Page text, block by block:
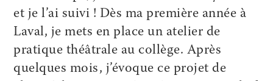
et je l’ai suivi ! Dès ma première année à
Laval, je mets en place un atelier de
pratique théâtrale au collège. Après
quelques mois, j’évoque ce projet de